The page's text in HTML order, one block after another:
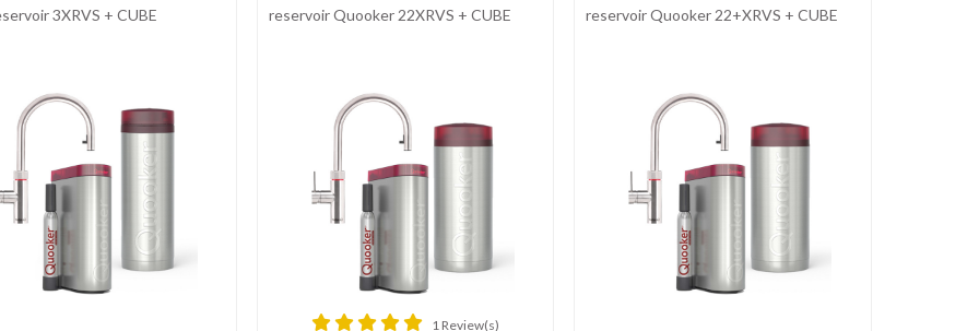
3XRVS + CUBE
reservoir Quooker 22XRVS + CUBE
1 Review(s)
reservoir Quooker 22+XRVS + CUBE